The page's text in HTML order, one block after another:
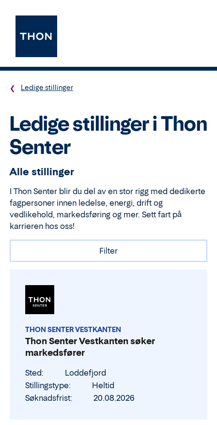
Ledige stillinger
Ledige stillinger i Thon
Senter
Alle stillinger
I Thon Senter blir du del av en stor rigg med dedikerte
fagpersoner innen ledelse, energi, drift og
vedlikehold, markedsføring og mer. Sett fart på
karrieren hos oss!
Filter
THON SENTER VESTKANTEN
Thon Senter Vestkanten søker
markedsfører
Sted
Loddefjord
Stillingstype
Heltid
Søknadsfrist
20.08.2026